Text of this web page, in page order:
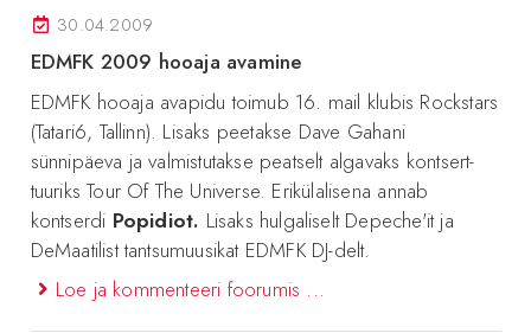
30.04.2009
EDMFK 2009 hooaja avamine
EDMFK hooaja avapidu toimub 16. mail klubis Rockstars
(Tatari6, Tallinn). Lisaks peetakse Dave Gahani
sünnipäeva ja valmistutakse peatselt algavaks kontsert-
tuuriks Tour Of The Universe. Erikülalisena annab
kontserdi Popidiot. Lisaks hulgaliselt Depeche'it ja
DeMaatilist tantsumuusikat EDMFK DJ-delt.
Loe ja kommenteeri foorumis ...